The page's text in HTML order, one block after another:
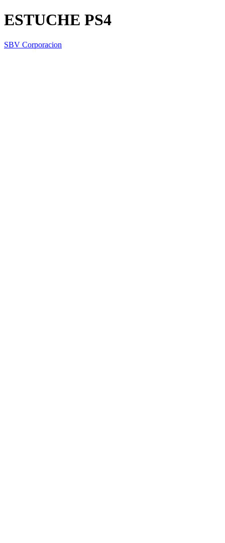
ESTUCHE PS4
SBV Corporacion